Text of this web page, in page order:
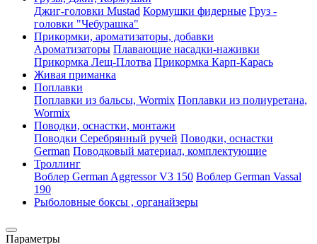
Джиг-головки Mustad Кормушки фидерные Груз -
головки "Чебурашка"
Прикормки, ароматизаторы, добавки
Ароматизаторы Плавающие насадки-наживки
Прикормка Лещ-Плотва Прикормка Карп-Карась
Живая приманка
Поплавки
Поплавки из бальсы, Wormix Поплавки из полиуретана,
Wormix
Поводки, оснастки, монтажи
Поводки Серебрянный ручей Поводки, оснастки
German Поводковый материал, комплектующие
Троллинг
Воблер German Aggressor V3 150 Воблер German Vassal
190
Рыболовные боксы , органайзеры
Параметры